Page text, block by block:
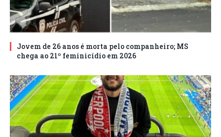
Jovem de 26 anos é morta pelo companheiro; MS
chega ao 21º feminicídio em 2026